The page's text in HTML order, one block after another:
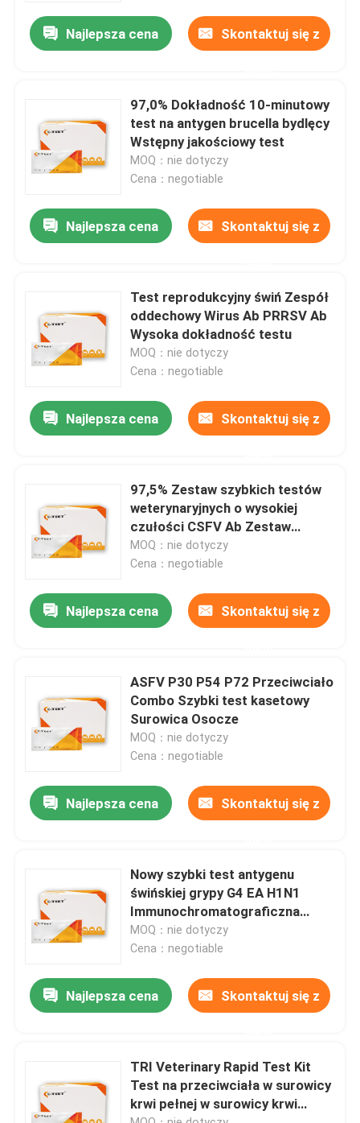
Produkty
Wycieczka po fabryce
Skontaktuj się z nami
Zestaw do szybkiego testu antygenu Covid 19
Zestaw do testowania przeciwciał COVID 19
Zestaw testowy zdrowia kobiet
Najlepsza cena Skontaktuj się z
97,0% Dokładność 10-minutowy
test na antygen brucella bydlęcy
Wstępny jakościowy test
MOQ：nie dotyczy
Cena：negotiable
Najlepsza cena Skontaktuj się z
Test reprodukcyjny świń Zespół
oddechowy Wirus Ab PRRSV Ab
Wysoka dokładność testu
MOQ：nie dotyczy
Cena：negotiable
Najlepsza cena Skontaktuj się z
97,5% Zestaw szybkich testów
weterynaryjnych o wysokiej
czułości CSFV Ab Zestaw
testowy na gorączkę świń
MOQ：nie dotyczy
Cena：negotiable
Najlepsza cena Skontaktuj się z
ASFV P30 P54 P72 Przeciwciało
Combo Szybki test kasetowy
Surowica Osocze
MOQ：nie dotyczy
Cena：negotiable
Najlepsza cena Skontaktuj się z
Nowy szybki test antygenu
świńskiej grypy G4 EA H1N1
Immunochromatograficzna
wymaz z nosa
MOQ：nie dotyczy
Cena：negotiable
Najlepsza cena Skontaktuj się z
TRI Veterinary Rapid Test Kit
Test na przeciwciała w surowicy
krwi pełnej w surowicy krwi